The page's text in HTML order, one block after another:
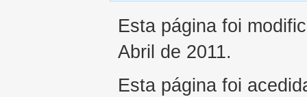
Esta página foi
Abril de 2011.
Esta página foi